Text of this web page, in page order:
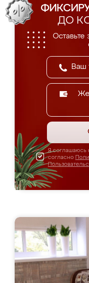
ДО
Оставьте
Я соглашаюсь
согласно